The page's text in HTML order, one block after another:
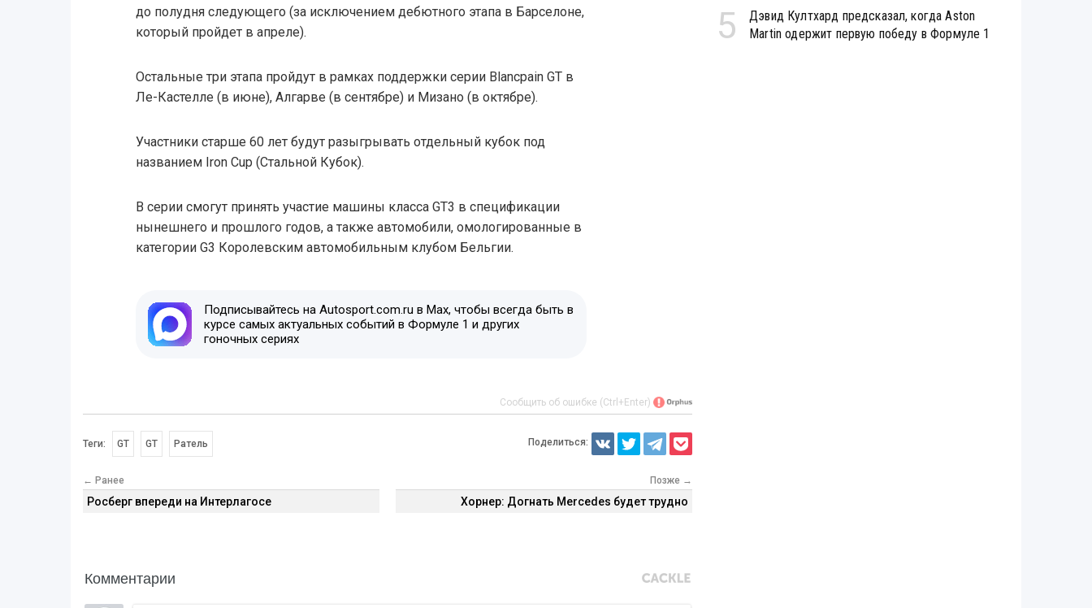
до полудня следующего (за исключением дебютного этапа в Барселоне,
который пройдет в апреле).
Остальные три этапа пройдут в рамках поддержки серии Blancpain GT в
Ле-Кастелле (в июне), Алгарве (в сентябре) и Мизано (в октябре).
Участники старше 60 лет будут разыгрывать отдельный кубок под
названием Iron Cup (Стальной Кубок).
В серии смогут принять участие машины класса GT3 в спецификации
нынешнего и прошлого годов, а также автомобили, омологированные в
категории G3 Королевским автомобильным клубом Бельгии.
Подписывайтесь на Autosport.com.ru в Max, чтобы всегда быть в
курсе самых актуальных событий в Формуле 1 и других
гоночных сериях
Сообщить об ошибке (Ctrl+Enter)
Теги: GT GT Ратель Поделиться:
← Ранее
Росберг впереди на Интерлагосе
Позже →
Хорнер: Догнать Mercedes будет трудно
Комментарии
5
Дэвид Култхард предсказал, когда Aston
Martin одержит первую победу в Формуле 1